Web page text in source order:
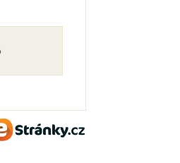
eStránky.cz